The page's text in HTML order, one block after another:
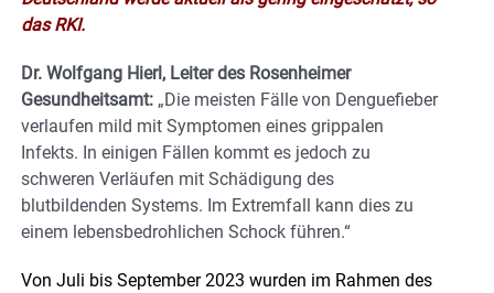
das RKI.
Dr. Wolfgang Hierl, Leiter des Rosenheimer
Gesundheitsamt: „Die meisten Fälle von Denguefieber
verlaufen mild mit Symptomen eines grippalen
Infekts. In einigen Fällen kommt es jedoch zu
schweren Verläufen mit Schädigung des
blutbildenden Systems. Im Extremfall kann dies zu
einem lebensbedrohlichen Schock führen.“
Von Juli bis September 2023 wurden im Rahmen des